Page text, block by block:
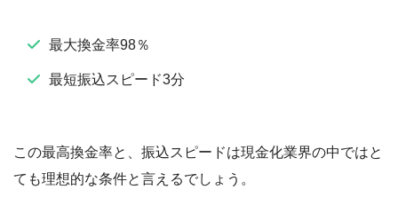
最大換金率98％
最短振込スピード3分
この最高換金率と、振込スピードは現金化業界の中ではと
ても理想的な条件と言えるでしょう。